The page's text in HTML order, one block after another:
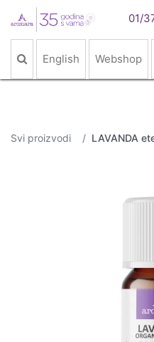
01/
English Webshop
Svi proizvodi LAVANDA